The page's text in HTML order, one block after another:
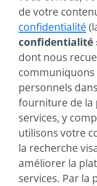
de votre
confidentialité
confidentialité
dont nous
personnels
fourniture de la
services, y
utilisons votre
la recherche
améliorer la
services. Par la